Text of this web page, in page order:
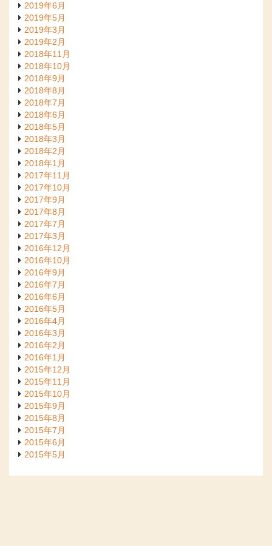
2019年6月
2019年5月
2019年3月
2019年2月
2018年11月
2018年10月
2018年9月
2018年8月
2018年7月
2018年6月
2018年5月
2018年3月
2018年2月
2018年1月
2017年11月
2017年10月
2017年9月
2017年8月
2017年7月
2017年3月
2016年12月
2016年10月
2016年9月
2016年7月
2016年6月
2016年5月
2016年4月
2016年3月
2016年2月
2016年1月
2015年12月
2015年11月
2015年10月
2015年9月
2015年8月
2015年7月
2015年6月
2015年5月